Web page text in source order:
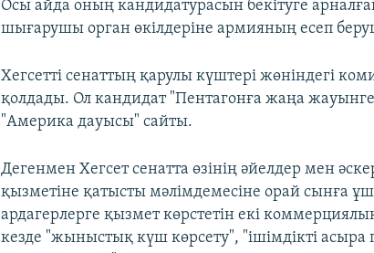
Осы айда оның кандидатурасын бекітуге
шығарушы орган өкілдеріне армияның есеп
Хегсетті сенаттың қарулы күштері жөніндегі
қолдады. Ол кандидат "Пентагонға жаңа
"Америка дауысы" сайты.
Дегенмен Хегсет сенатта өзінің әйелдер мен
қызметіне қатысты мәлімдемесіне орай сынға
ардагерлерге қызмет көрстетін екі
кезде "жыныстық күш көрсету", "ішімдікті